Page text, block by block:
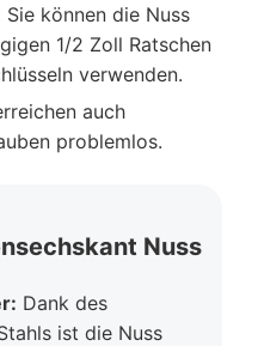
Sie können die Nuss
1/2 Zoll Ratschen
verwenden.
auch
problemlos.
Nuss
Dank des
ist die Nuss